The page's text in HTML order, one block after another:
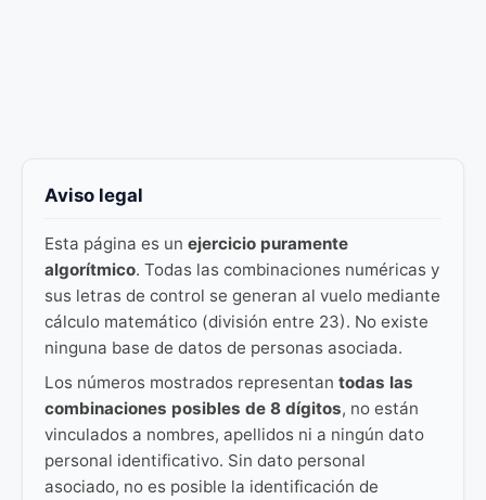
Aviso legal
Esta página es un ejercicio puramente
algorítmico. Todas las combinaciones numéricas y
sus letras de control se generan al vuelo mediante
cálculo matemático (división entre 23). No existe
ninguna base de datos de personas asociada.
Los números mostrados representan todas las
combinaciones posibles de 8 dígitos, no están
vinculados a nombres, apellidos ni a ningún dato
personal identificativo. Sin dato personal
asociado, no es posible la identificación de